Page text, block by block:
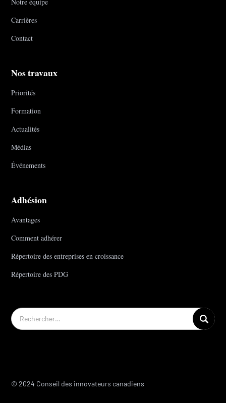
Carrières
Contact
Nos travaux
Priorités
Formation
Actualités
Médias
Événements
Adhésion
Avantages
Comment adhérer
Répertoire des entreprises en croissance
Répertoire des PDG
© 2024 Conseil des innovateurs canadiens